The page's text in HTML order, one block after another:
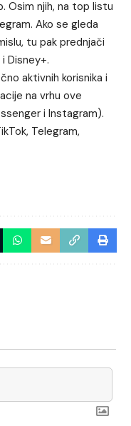
Osim njih, na top listu
Ako se gleda
tu pak prednjači
Disney+.
aktivnih korisnika i
na vrhu ove
i Instagram).
Telegram,